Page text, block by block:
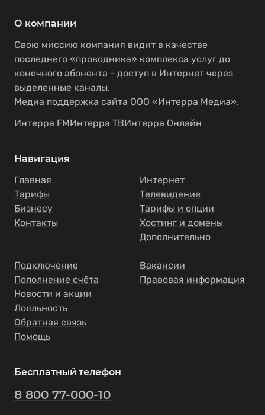
О компании
Свою миссию компания видит в качестве
последнего «проводника» комплекса услуг до
конечного абонента - доступ в Интернет через
выделенные каналы.
Медиа поддержка сайта ООО «Интерра Медиа».
Интерра FMИнтерра ТВИнтерра Онлайн
Навигация
Главная
Тарифы
Бизнесу
Контакты
Интернет
Телевидение
Тарифы и опции
Хостинг и домены
Дополнительно
Подключение
Пополнение счёта
Новости и акции
Лояльность
Обратная связь
Помощь
Вакансии
Правовая информация
Бесплатный телефон
8 800 77-000-10